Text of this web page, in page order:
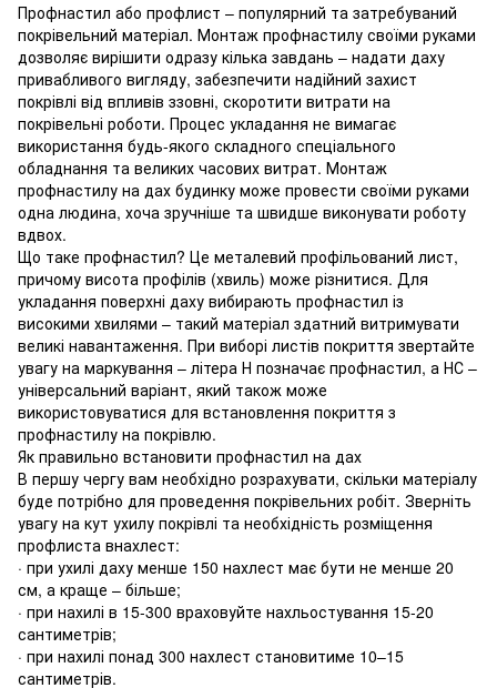
Профнастил або профлист – популярний та затребуваний
покрівельний матеріал. Монтаж профнастилу своїми руками
дозволяє вирішити одразу кілька завдань – надати даху
привабливого вигляду, забезпечити надійний захист
покрівлі від впливів ззовні, скоротити витрати на
покрівельні роботи. Процес укладання не вимагає
використання будь-якого складного спеціального
обладнання та великих часових витрат. Монтаж
профнастилу на дах будинку може провести своїми руками
одна людина, хоча зручніше та швидше виконувати роботу
вдвох.
Що таке профнастил? Це металевий профільований лист,
причому висота профілів (хвиль) може різнитися. Для
укладання поверхні даху вибирають профнастил із
високими хвилями – такий матеріал здатний витримувати
великі навантаження. При виборі листів покриття звертайте
увагу на маркування – літера Н позначає профнастил, а НС –
універсальний варіант, який також може
використовуватися для встановлення покриття з
профнастилу на покрівлю.
Як правильно встановити профнастил на дах
В першу чергу вам необхідно розрахувати, скільки матеріалу
буде потрібно для проведення покрівельних робіт. Зверніть
увагу на кут ухилу покрівлі та необхідність розміщення
профлиста внахлест:
· при ухилі даху менше 150 нахлест має бути не менше 20
см, а краще – більше;
· при нахилі в 15-300 враховуйте нахльостування 15-20
сантиметрів;
· при нахилі понад 300 нахлест становитиме 10–15
сантиметрів.